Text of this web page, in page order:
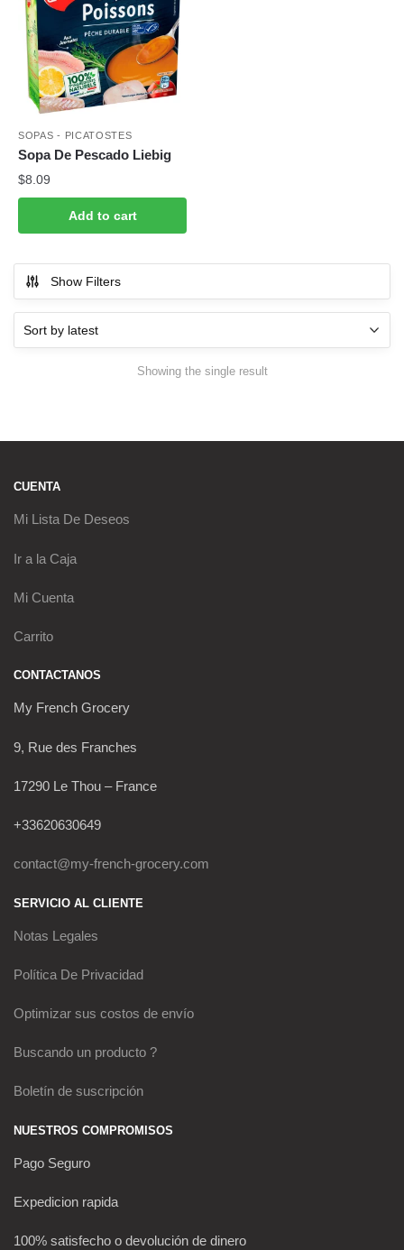
SOPAS - PICATOSTES
Sopa De Pescado Liebig
$8.09
Add to cart
Show Filters
Showing the single result
CUENTA
Mi Lista De Deseos
Ir a la Caja
Mi Cuenta
Carrito
CONTACTANOS
My French Grocery
9, Rue des Franches
17290 Le Thou – France
+33620630649
contact@my-french-grocery.com
SERVICIO AL CLIENTE
Notas Legales
Política De Privacidad
Optimizar sus costos de envío
Buscando un producto ?
Boletín de suscripción
NUESTROS COMPROMISOS
Pago Seguro
Expedicion rapida
100% satisfecho o devolución de dinero